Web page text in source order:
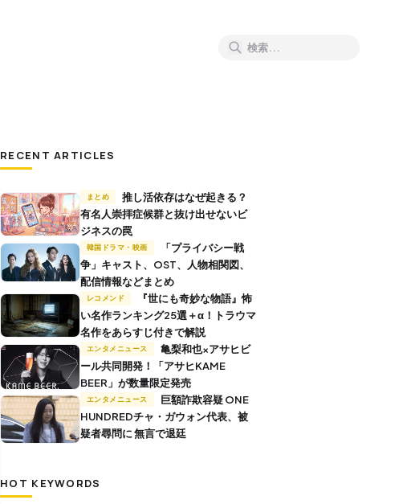
RECENT ARTICLES
まとめ
推し活依存はなぜ起きる？
有名人崇拝症候群と抜け出せないビ
ジネスの罠
韓国ドラマ・映画
争」キャスト、OST、人物相関図、
配信情報などまとめ
レコメンド
い名作ランキング25選＋α！トラウマ
名作をあらすじ付きで解説
エンタメニュース
ール共同開発！「アサヒKAME
BEER」が数量限定発売
エンタメニュース
HUNDREDチャ・ガウォン代表、被
疑者尋問に 無言で退廷
HOT KEYWORDS